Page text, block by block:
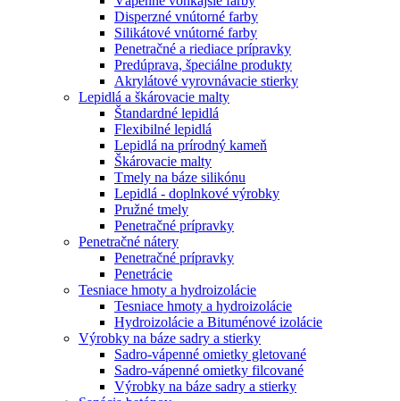
Disperzné vnútorné farby
Silikátové vnútorné farby
Penetračné a riediace prípravky
Predúprava, špeciálne produkty
Akrylátové vyrovnávacie stierky
Lepidlá a škárovacie malty
Štandardné lepidlá
Flexibilné lepidlá
Lepidlá na prírodný kameň
Škárovacie malty
Tmely na báze silikónu
Lepidlá - doplnkové výrobky
Pružné tmely
Penetračné prípravky
Penetračné nátery
Penetračné prípravky
Penetrácie
Tesniace hmoty a hydroizolácie
Tesniace hmoty a hydroizolácie
Hydroizolácie a Bituménové izolácie
Výrobky na báze sadry a stierky
Sadro-vápenné omietky gletované
Sadro-vápenné omietky filcované
Výrobky na báze sadry a stierky